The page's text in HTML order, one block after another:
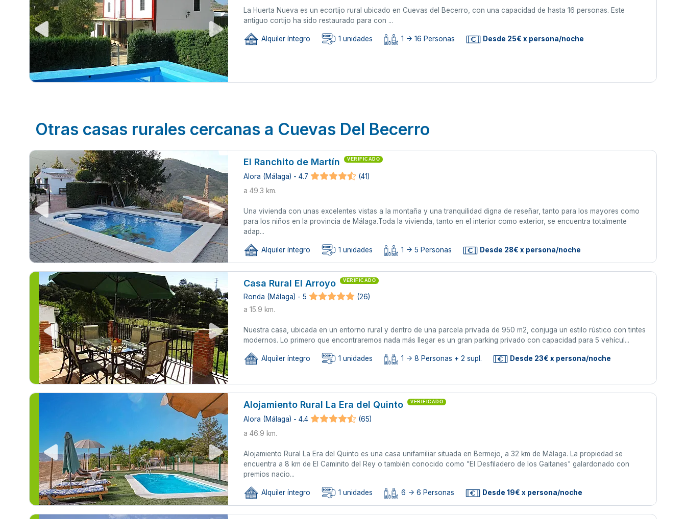
La Huerta Nueva es un ecortijo rural ubicado en Cuevas del Becerro, con una capacidad de hasta 16 personas. Este
antiguo cortijo ha sido restaurado para con ...
Alquiler íntegro 1 unidades 1 -> 16 Personas Desde 25€ x persona/noche
Otras casas rurales cercanas a Cuevas Del Becerro
El Ranchito de Martín VERIFICADO
Alora (Málaga) - 4.7
(41)
a 49.3 km.
Una vivienda con unas excelentes vistas a la montaña y una tranquilidad digna de reseñar, tanto para los mayores como
para los niños en la provincia de Málaga.Toda la vivienda, tanto en el interior como exterior, se encuentra totalmente
adap...
Alquiler íntegro 1 unidades 1 -> 5 Personas Desde 28€ x persona/noche
Casa Rural El Arroyo VERIFICADO
Ronda (Málaga) - 5
(26)
a 15.9 km.
Nuestra casa, ubicada en un entorno rural y dentro de una parcela privada de 950 m2, conjuga un estilo rústico con tintes
modernos. Lo primero que encontraremos nada más llegar es un gran parking privado con capacidad para 5 vehícul...
Alquiler íntegro 1 unidades 1 -> 8 Personas + 2 supl. Desde 23€ x persona/noche
Alojamiento Rural La Era del Quinto VERIFICADO
Alora (Málaga) - 4.4
(65)
a 46.9 km.
Alojamiento Rural La Era del Quinto es una casa unifamiliar situada en Bermejo, a 32 km de Málaga. La propiedad se
encuentra a 8 km de El Caminito del Rey o también conocido como "El Desfiladero de los Gaitanes" galardonado con
premios nacio...
Alquiler íntegro 1 unidades 6 -> 6 Personas Desde 19€ x persona/noche